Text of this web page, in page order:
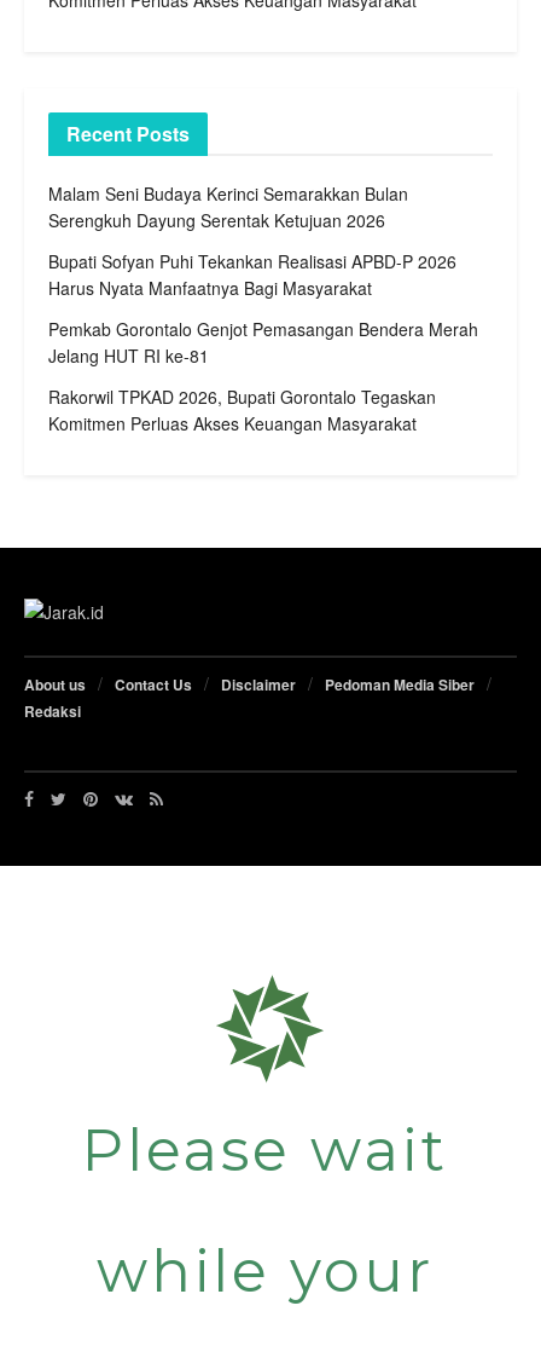
Recent Posts
Malam Seni Budaya Kerinci Semarakkan Bulan
Serengkuh Dayung Serentak Ketujuan 2026
Bupati Sofyan Puhi Tekankan Realisasi APBD-P 2026
Harus Nyata Manfaatnya Bagi Masyarakat
Pemkab Gorontalo Genjot Pemasangan Bendera Merah
Jelang HUT RI ke-81
Rakorwil TPKAD 2026, Bupati Gorontalo Tegaskan
Komitmen Perluas Akses Keuangan Masyarakat
About us Contact Us Disclaimer
Pedoman Media Siber
Redaksi
Please wait
while your